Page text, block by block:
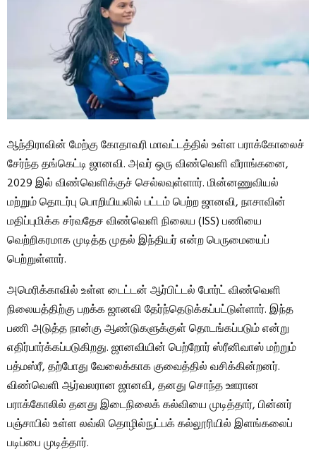
ஆந்திராவின் மேற்கு கோதாவரி மாவட்டத்தில் உள்ள பராக்கோலைச்
சேர்ந்த தங்கெட்டி ஜானவி. அவர் ஒரு விண்வெளி வீராங்கனை,
2029 இல் விண்வெளிக்குச் செல்லவுள்ளார். மின்னணுவியல்
மற்றும் தொடர்பு பொறியியலில் பட்டம் பெற்ற ஜானவி, நாசாவின்
மதிப்புமிக்க சர்வதேச விண்வெளி நிலைய (ISS) பணியை
வெற்றிகரமாக முடித்த முதல் இந்தியர் என்ற பெருமையைப்
பெற்றுள்ளார்.
அமெரிக்காவில் உள்ள டைட்டன் ஆர்பிட்டல் போர்ட் விண்வெளி
நிலையத்திற்கு பறக்க ஜானவி தேர்ந்தெடுக்கப்பட்டுள்ளார். இந்த
பணி அடுத்த நான்கு ஆண்டுகளுக்குள் தொடங்கப்படும் என்று
எதிர்பார்க்கப்படுகிறது. ஜானவியின் பெற்றோர் ஸ்ரீனிவாஸ் மற்றும்
பத்மஸ்ரீ, தற்போது வேலைக்காக குவைத்தில் வசிக்கின்றனர்.
விண்வெளி ஆர்வலரான ஜானவி, தனது சொந்த ஊரான
பராக்கோலில் தனது இடைநிலைக் கல்வியை முடித்தார், பின்னர்
பஞ்சாபில் உள்ள லவ்லி தொழில்நுட்பக் கல்லூரியில் இளங்கலைப்
படிப்பை முடித்தார்.